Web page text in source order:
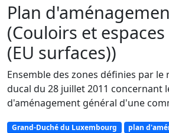
Plan
(Couloirs et
(EU surfaces))
Ensemble des zones définies par
ducal du 28 juillet 2011 concernant
d'aménagement général d'une
Grand-Duché du Luxembourg
plan